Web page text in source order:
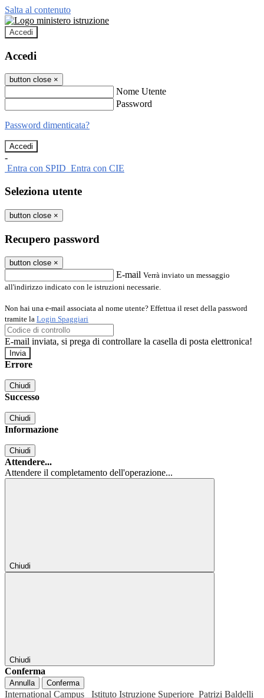
Salta al contenuto
Accedi
Accedi
button close ×
Nome Utente
Password
Password dimenticata?
-
Entra con SPID Entra con CIE
Seleziona utente
button close ×
Recupero password
button close ×
E-mail Verrà inviato un messaggio
all'indirizzo indicato con le istruzioni necessarie.
Non hai una e-mail associata al nome utente? Effettua il reset della password
tramite la Login Spaggiari
E-mail inviata, si prega di controllare la casella di posta elettronica!
Errore
Chiudi
Successo
Chiudi
Informazione
Chiudi
Attendere...
Attendere il completamento dell'operazione...
Chiudi
Chiudi
Conferma
Annulla Conferma
International Campus Istituto Istruzione Superiore Patrizi Baldelli